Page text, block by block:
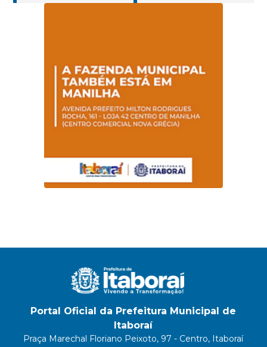
Magalhães Seabra
Portal Oficial da Prefeitura Municipal de
Itaboraí
Praça Marechal Floriano Peixoto, 97 - Centro, Itaboraí